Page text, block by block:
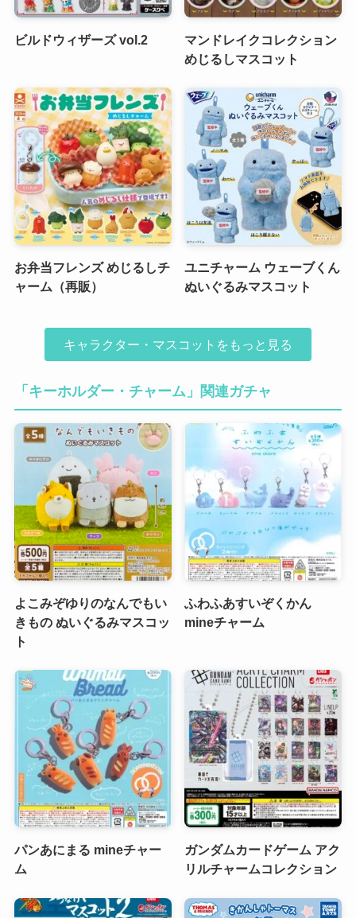
ビルドウィザーズ vol.2
マンドレイクコレクション
めじるしマスコット
お弁当フレンズ めじるしチ
ャーム（再販）
ユニチャーム ウェーブくん
ぬいぐるみマスコット
キャラクター・マスコットをもっと見る
「キーホルダー・チャーム」関連ガチャ
よこみぞゆりのなんでもい
きもの ぬいぐるみマスコッ
ト
ふわふあすいぞくかん
mineチャーム
パンあにまる mineチャー
ム
ガンダムカードゲーム アク
リルチャームコレクション